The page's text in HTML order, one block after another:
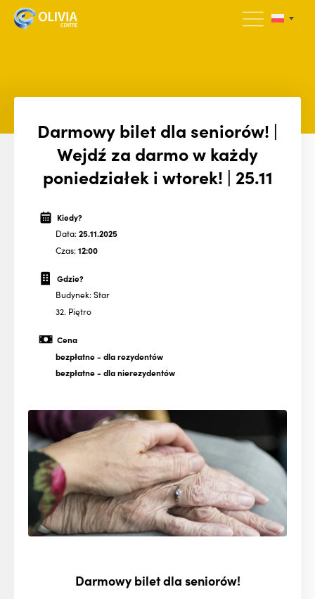
Darmowy bilet dla seniorów! |
Wejdź za darmo w każdy
poniedziałek i wtorek! | 25.11
Kiedy?
Data:25.11.2025
Czas:12:00
Gdzie?
Budynek: Star
32. Piętro
Cena
bezpłatne- dla rezydentów
bezpłatne- dla nierezydentów
Darmowy bilet dla seniorów!